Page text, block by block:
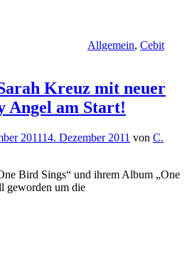
Allgemein, Cebit
Kreuz mit neuer
Angel am Start!
201114. Dezember 2011 von C.
Bird Sings“ und ihrem Album „One
geworden um die